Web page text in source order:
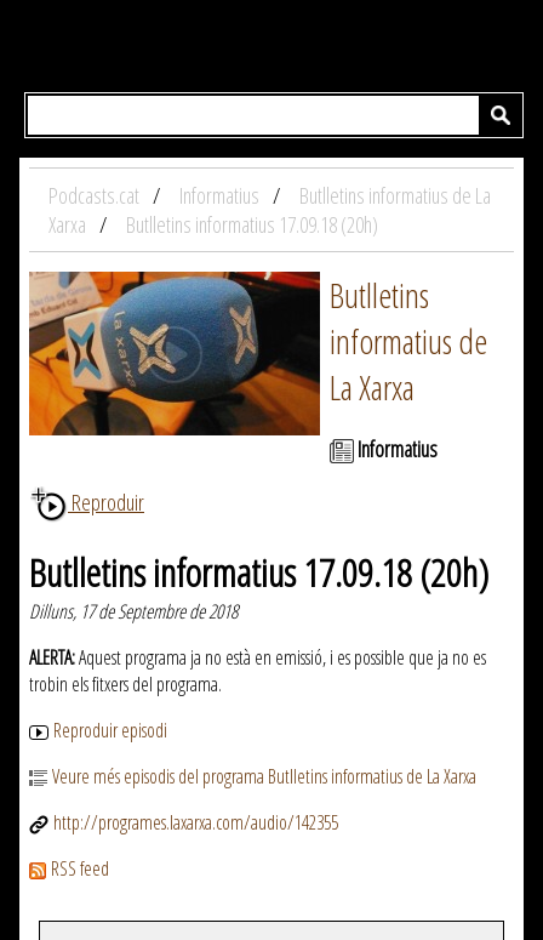
Podcasts.cat Informatius
Butlletins informatius de La
Xarxa
Butlletins informatius 17.09.18 (20h)
Butlletins
informatius de
La Xarxa
Informatius
Reproduir
Butlletins informatius 17.09.18 (20h)
Dilluns, 17 de Septembre de 2018
ALERTA:Aquest programa ja no està en emissió, i es possible que ja no es
trobin els fitxers del programa.
Reproduir episodi
Veure més episodis del programa Butlletins informatius de La Xarxa
http://programes.laxarxa.com/audio/142355
RSS feed